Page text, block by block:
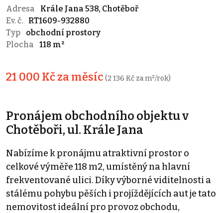
Adresa
Krále Jana 538, Chotěboř
Ev. č.
RT1609-932880
Typ
obchodní prostory
Plocha
118 m²
21 000 Kč za měsíc (2 136 Kč za m²/rok)
Pronájem obchodního objektu v
Chotěboři, ul. Krále Jana
Nabízíme k pronájmu atraktivní prostor o
celkové výměře 118 m2, umístěný na hlavní
frekventované ulici. Díky výborné viditelnosti a
stálému pohybu pěších i projíždějících aut je tato
nemovitost ideální pro provoz obchodu,